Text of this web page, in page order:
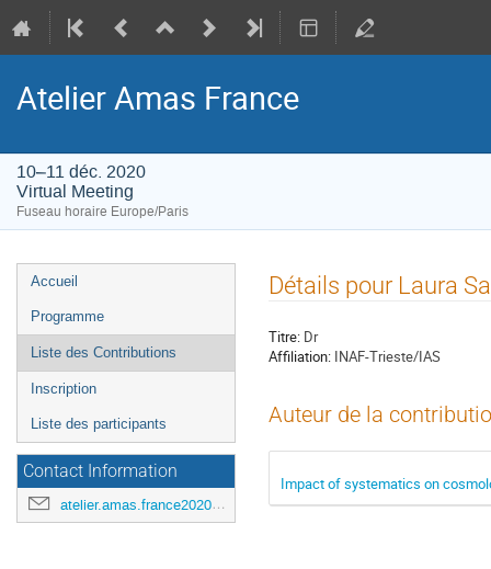
Atelier Amas France
10–11 déc. 2020
Virtual Meeting
Fuseau horaire Europe/Paris
Menu
de
l'événement
Accueil
Programme
Liste des Contributions
Inscription
Liste des participants
Contact Information
atelier.amas.france2020@obspm.fr
Détails pour Laura
Titre: Dr
Affiliation: INAF-Trieste/IAS
Auteur de la
Impact of systematics on